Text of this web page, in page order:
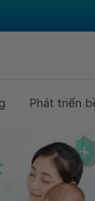
Phát triển